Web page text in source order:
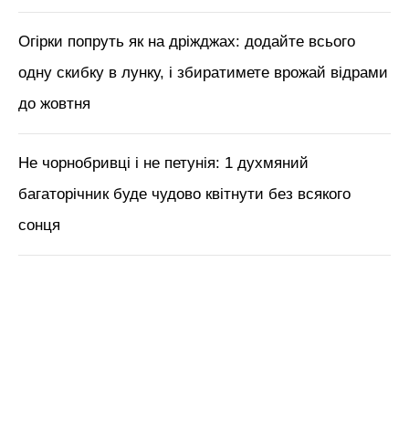
Огірки попруть як на дріжджах: додайте всього
одну скибку в лунку, і збиратимете врожай відрами
до жовтня
Не чорнобривці і не петунія: 1 духмяний
багаторічник буде чудово квітнути без всякого
сонця